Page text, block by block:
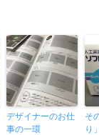
デザイナーのお仕
事の一環
そ
り